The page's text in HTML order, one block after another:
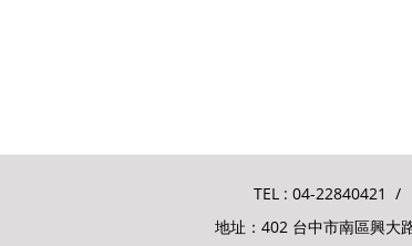
TEL : 04-22840421 /
地址：402 台中市南區興大